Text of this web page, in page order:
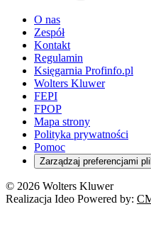
O nas
Zespół
Kontakt
Regulamin
Księgarnia Profinfo.pl
Wolters Kluwer
FEPI
FPOP
Mapa strony
Polityka prywatności
Pomoc
Zarządzaj preferencjami
© 2026 Wolters Kluwer
Realizacja Ideo Powered by: